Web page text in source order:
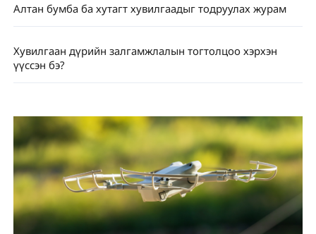
Алтан бумба ба хутагт хувилгаадыг тодруулах журам
Хувилгаан дүрийн залгамжлалын тогтолцоо хэрхэн
үүссэн бэ?